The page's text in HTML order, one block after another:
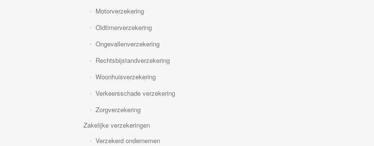
Motorverzekering
Oldtimerverzekering
Ongevallenverzekering
Rechtsbijstandverzekering
Woonhuisverzekering
Verkeersschade verzekering
Zorgverzekering
Zakelijke verzekeringen
Verzekerd ondernemen